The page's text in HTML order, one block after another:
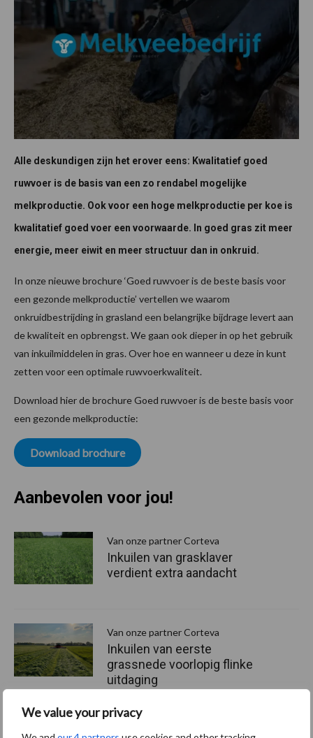
We value your privacy
Alle deskundigen zijn het erover eens: Kwalitatief goed
ruwvoer is de basis van een zo rendabel mogelijke
melkproductie. Ook voor een hoge melkproductie per koe is
kwalitatief goed voer een voorwaarde. In goed gras zit meer
energie, meer eiwit en meer structuur dan in onkruid.
In onze nieuwe brochure ‘Goed ruwvoer is de beste basis voor
een gezonde melkproductie’ vertellen we waarom
onkruidbestrijding in grasland een belangrijke bijdrage levert aan
de kwaliteit en opbrengst. We gaan ook dieper in op het gebruik
van inkuilmiddelen in gras. Over hoe en wanneer u deze in kunt
zetten voor een optimale ruwvoerkwaliteit.
Download hier de brochure Goed ruwvoer is de beste basis voor
een gezonde melkproductie:
Download brochure
Aanbevolen voor jou!
Van onze partner Corteva
Inkuilen van grasklaver
verdient extra aandacht
Van onze partner Corteva
Inkuilen van eerste
grassnede voorlopig flinke
uitdaging